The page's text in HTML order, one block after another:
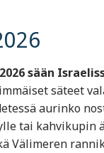
sään
säteet
aurinko
tai kahvikupin
Välimeren